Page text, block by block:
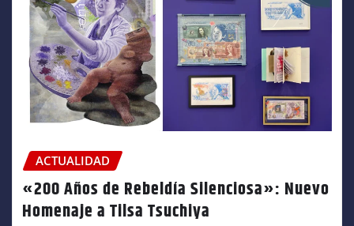
ACTUALIDAD
«200 Años de Rebeldía Silenciosa»: Nuevo
Homenaje a Tilsa Tsuchiya